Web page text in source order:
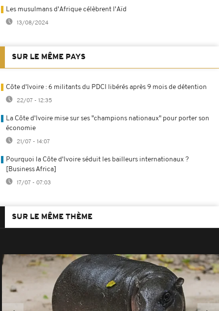
Les musulmans d'Afrique célèbrent l'Aïd
13/08/2024
SUR LE MÊME PAYS
Côte d'Ivoire : 6 militants du PDCI libérés après 9 mois de détention
22/07 - 12:35
La Côte d'Ivoire mise sur ses "champions nationaux" pour porter son
économie
21/07 - 14:07
Pourquoi la Côte d'Ivoire séduit les bailleurs internationaux ?
[Business Africa]
17/07 - 07:03
SUR LE MÊME THÈME